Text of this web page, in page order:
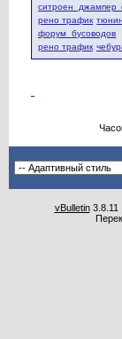
ситроен джампер
рено трафик
форум бусоводов
рено трафик
vBulletin3.8.11